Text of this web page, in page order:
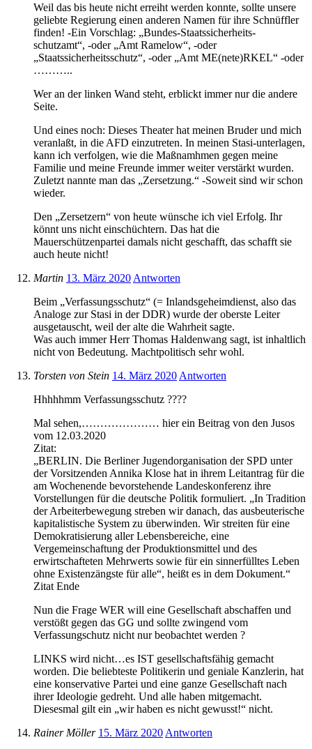
Weil das bis heute nicht erreiht werden konnte, sollte unsere
geliebte Regierung einen anderen Namen für ihre Schnüffler
finden! -Ein Vorschlag: „Bundes-Staatssicherheits-
schutzamt“, -oder „Amt Ramelow“, -oder
„Staatssicherheitsschutz“, -oder „Amt ME(nete)RKEL“ -oder
………..
Wer an der linken Wand steht, erblickt immer nur die andere
Seite.
Und eines noch: Dieses Theater hat meinen Bruder und mich
veranlaßt, in die AFD einzutreten. In meinen Stasi-unterlagen,
kann ich verfolgen, wie die Maßnamhmen gegen meine
Familie und meine Freunde immer weiter verstärkt wurden.
Zuletzt nannte man das „Zersetzung.“ -Soweit sind wir schon
wieder.
Den „Zersetzern“ von heute wünsche ich viel Erfolg. Ihr
könnt uns nicht einschüchtern. Das hat die
Mauerschützenpartei damals nicht geschafft, das schafft sie
auch heute nicht!
Martin 13. März 2020 Antworten
Beim „Verfassungsschutz“ (= Inlandsgeheimdienst, also das
Analoge zur Stasi in der DDR) wurde der oberste Leiter
ausgetauscht, weil der alte die Wahrheit sagte.
Was auch immer Herr Thomas Haldenwang sagt, ist inhaltlich
nicht von Bedeutung. Machtpolitisch sehr wohl.
Torsten von Stein 14. März 2020 Antworten
Hhhhhmm Verfassungsschutz ????
Mal sehen,………………… hier ein Beitrag von den Jusos
vom 12.03.2020
Zitat:
„BERLIN. Die Berliner Jugendorganisation der SPD unter
der Vorsitzenden Annika Klose hat in ihrem Leitantrag für die
am Wochenende bevorstehende Landeskonferenz ihre
Vorstellungen für die deutsche Politik formuliert. „In Tradition
der Arbeiterbewegung streben wir danach, das ausbeuterische
kapitalistische System zu überwinden. Wir streiten für eine
Demokratisierung aller Lebensbereiche, eine
Vergemeinschaftung der Produktionsmittel und des
erwirtschafteten Mehrwerts sowie für ein sinnerfülltes Leben
ohne Existenzängste für alle“, heißt es in dem Dokument.“
Zitat Ende
Nun die Frage WER will eine Gesellschaft abschaffen und
verstößt gegen das GG und sollte zwingend vom
Verfassungschutz nicht nur beobachtet werden ?
LINKS wird nicht…es IST gesellschaftsfähig gemacht
worden. Die beliebteste Politikerin und geniale Kanzlerin, hat
eine konservative Partei und eine ganze Gesellschaft nach
ihrer Ideologie gedreht. Und alle haben mitgemacht.
Diesesmal gilt ein „wir haben es nicht gewusst!“ nicht.
Rainer Möller 15. März 2020 Antworten